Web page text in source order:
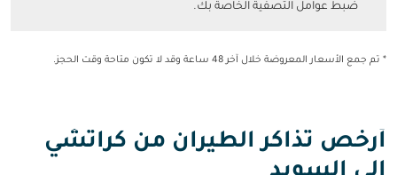
ضبط عوامل التصفية الخاصة بك.
* تم جمع الأسعار المعروضة خلال آخر 48 ساعة وقد لا تكون متاحة وقت الحجز.
أرخص تذاكر الطيران من كراتشي